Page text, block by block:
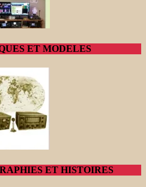
ET MODELES
ET HISTOIRES